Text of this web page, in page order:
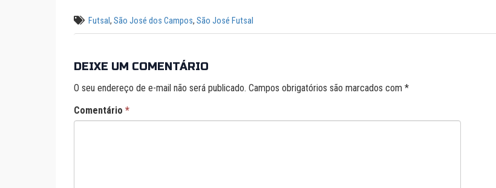
Futsal, São José dos Campos, São José Futsal
DEIXE UM COMENTÁRIO
O seu endereço de e-mail não será publicado. Campos obrigatórios são marcados com *
Comentário *